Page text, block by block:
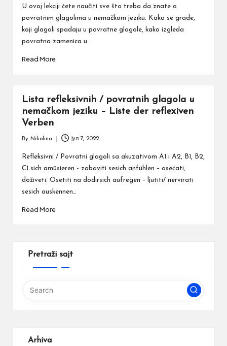
by
U ovoj lekciji ćete naučiti sve što treba da znate o
povratnim glagolima u nemačkom jeziku. Kako se grade,
koji glagoli spadaju u povratne glagole, kako izgleda
povratna zamenica u…
Read More
Lista refleksivnih / povratnih glagola u
nemačkom jeziku – Liste der reflexiven
Verben
by
By Nikolina јул 7, 2022
Refleksivni / Povratni glagoli sa akuzativom A1 i A2, B1, B2,
C1 sich amüsieren - zabaviti sesich anfühlen – osećati,
doživeti. Osetiti na dodirsich aufregen – ljutiti/ nervirati
sesich auskennen…
Read More
Pretraži sajt
Arhiva